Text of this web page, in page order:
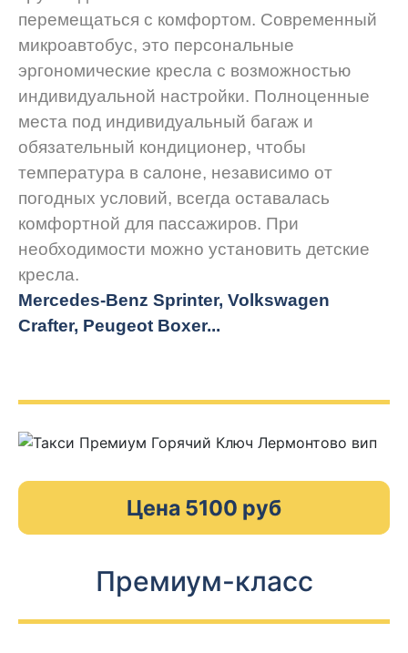
перемещаться с комфортом. Современный
микроавтобус, это персональные
эргономические кресла с возможностью
индивидуальной настройки. Полноценные
места под индивидуальный багаж и
обязательный кондиционер, чтобы
температура в салоне, независимо от
погодных условий, всегда оставалась
комфортной для пассажиров. При
необходимости можно установить детские
кресла.
Mercedes-Benz Sprinter, Volkswagen
Crafter, Peugeot Boxer...
Цена 5100 руб
Премиум-класс